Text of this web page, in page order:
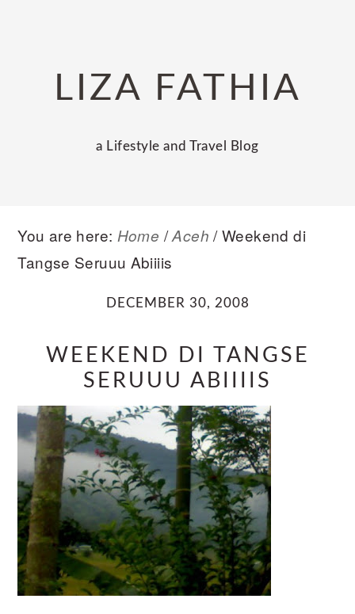
navigationLIZA FATHIA
a Lifestyle and Travel Blog
You are here: Home / Aceh /Weekend di
Tangse Seruuu Abiiiis
DECEMBER 30, 2008
WEEKEND DI TANGSE
SERUUU ABIIIIS